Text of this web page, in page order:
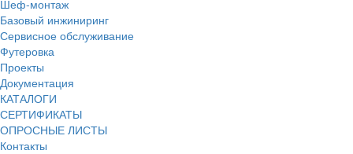
Шеф-монтаж
Базовый инжиниринг
Сервисное обслуживание
Футеровка
Проекты
Документация
КАТАЛОГИ
СЕРТИФИКАТЫ
ОПРОСНЫЕ ЛИСТЫ
Контакты